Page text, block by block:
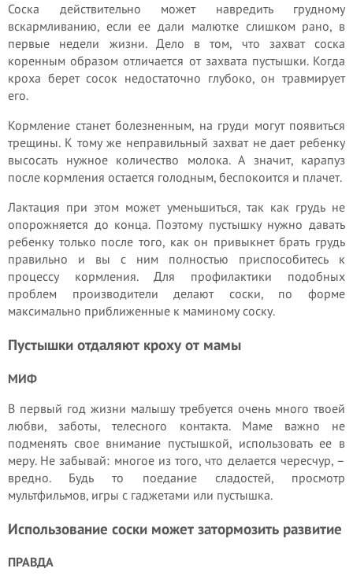
Соска действительно может навредить грудному
вскармливанию, если ее дали малютке слишком рано, в
первые недели жизни. Дело в том, что захват соска
коренным образом отличается от захвата пустышки. Когда
кроха берет сосок недостаточно глубоко, он травмирует
его.
Кормление станет болезненным, на груди могут появиться
трещины. К тому же неправильный захват не дает ребенку
высосать нужное количество молока. А значит, карапуз
после кормления остается голодным, беспокоится и плачет.
Лактация при этом может уменьшиться, так как грудь не
опорожняется до конца. Поэтому пустышку нужно давать
ребенку только после того, как он привыкнет брать грудь
правильно и вы с ним полностью приспособитесь к
процессу кормления. Для профилактики подобных
проблем производители делают соски, по форме
максимально приближенные к маминому соску.
Пустышки отдаляют кроху от мамы
МИФ
В первый год жизни малышу требуется очень много твоей
любви, заботы, телесного контакта. Маме важно не
подменять свое внимание пустышкой, использовать ее в
меру. Не забывай: многое из того, что делается чересчур, –
вредно. Будь то поедание сладостей, просмотр
мультфильмов, игры с гаджетами или пустышка.
Использование соски может затормозить развитие
ПРАВДА